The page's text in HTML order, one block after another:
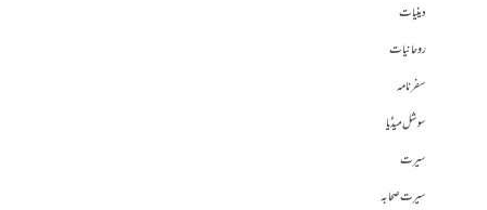
دینیات
روحانیات
سفرنامہ
سوشل میڈیا
سیرت
سیرت صحابہ